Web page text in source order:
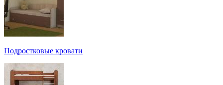
Подростковые кровати